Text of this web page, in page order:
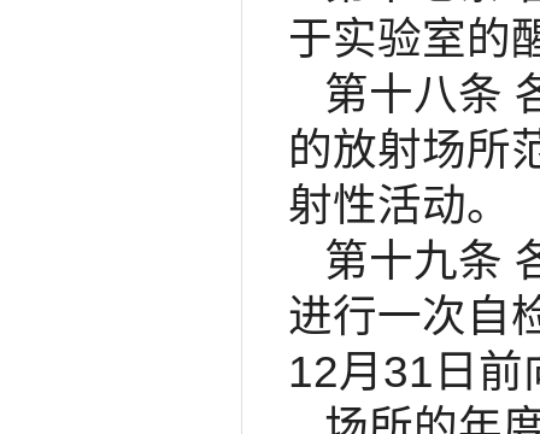
于实验室的
第十八条
的放射场所
射性活动。
第十九条
进行一次自
12月31日前